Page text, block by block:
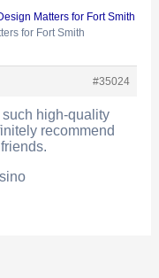
Matters for Fort Smith
for Fort Smith
#35024
high-quality
recommend